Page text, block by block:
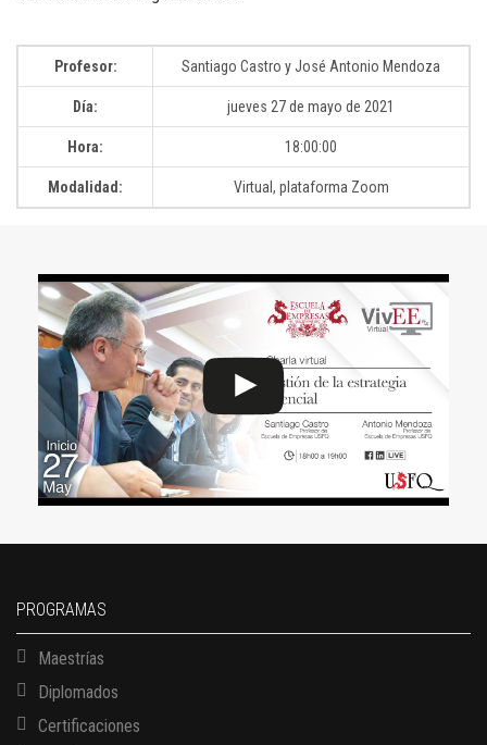
Profesor: Santiago Castro y José Antonio Mendoza
Día: jueves 27 de mayo de 2021
Hora: 18:00:00
Modalidad: Virtual, plataforma Zoom
PROGRAMAS
Maestrías
Diplomados
Certificaciones